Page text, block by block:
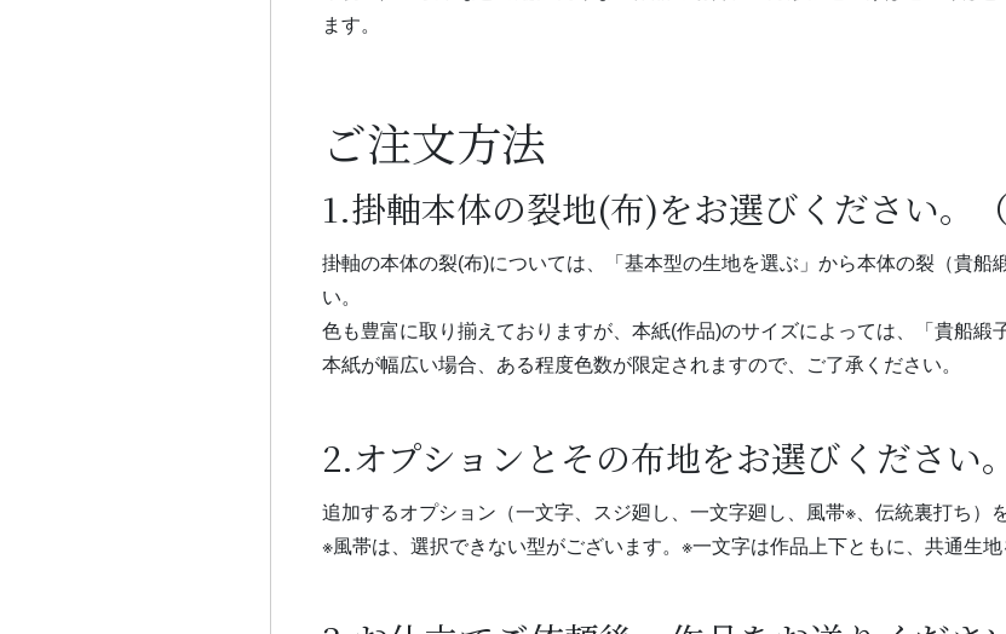
ます。
ご注文方法
1.掛軸本体の裂地(布)をお選びください。（
掛軸の本体の裂(布)については、「基本型の生地を選ぶ」から本体の裂（貴
い。
色も豊富に取り揃えておりますが、本紙(作品)のサイズによっては、「貴船緞
本紙が幅広い場合、ある程度色数が限定されますので、ご了承ください。
2.オプションとその布地をお選びください
追加するオプション（一文字、スジ廻し、一文字廻し、風帯※、伝統裏打ち）
※風帯は、選択できない型がございます。※一文字は作品上下ともに、共通生